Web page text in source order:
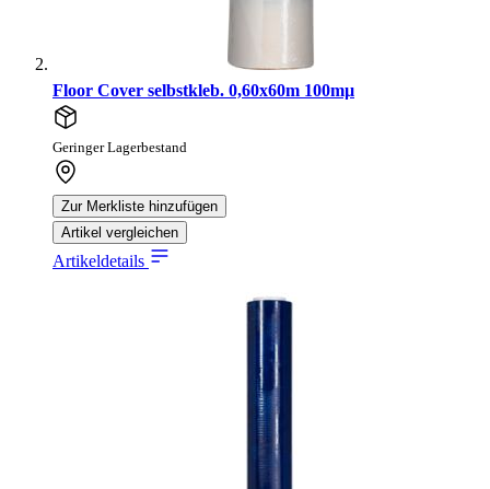
Floor Cover selbstkleb. 0,60x60m 100mµ
Geringer Lagerbestand
Zur Merkliste hinzufügen
Artikel vergleichen
Artikeldetails